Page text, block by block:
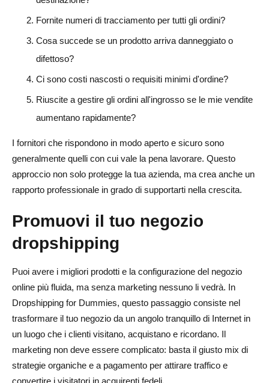
Fornite numeri di tracciamento per tutti gli ordini?
Cosa succede se un prodotto arriva danneggiato o
difettoso?
Ci sono costi nascosti o requisiti minimi d'ordine?
Riuscite a gestire gli ordini all'ingrosso se le mie vendite
aumentano rapidamente?
I fornitori che rispondono in modo aperto e sicuro sono
generalmente quelli con cui vale la pena lavorare. Questo
approccio non solo protegge la tua azienda, ma crea anche un
rapporto professionale in grado di supportarti nella crescita.
Promuovi il tuo negozio
dropshipping
Puoi avere i migliori prodotti e la configurazione del negozio
online più fluida, ma senza marketing nessuno li vedrà. In
Dropshipping for Dummies, questo passaggio consiste nel
trasformare il tuo negozio da un angolo tranquillo di Internet in
un luogo che i clienti visitano, acquistano e ricordano. Il
marketing non deve essere complicato: basta il giusto mix di
strategie organiche e a pagamento per attirare traffico e
convertire i visitatori in acquirenti fedeli.